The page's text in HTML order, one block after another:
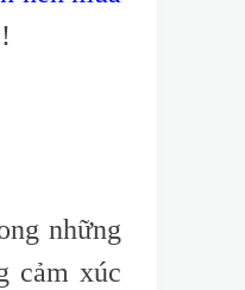
những
cảm xúc